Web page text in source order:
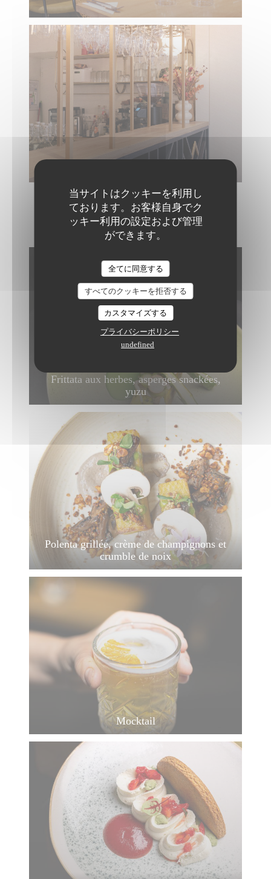
当サイトはクッキーを利用し
ております。お客様自身でク
ッキー利用の設定および管理
ができます。
全てに同意する
すべてのクッキーを拒否する
カスタマイズする
プライバシーポリシー
undefined
NOS CRÉATIONS
Frittata aux herbes, asperges snackées,
yuzu
Polenta grillée, crème de champignons et
crumble de noix
Mocktail
The Friendly Kitchen